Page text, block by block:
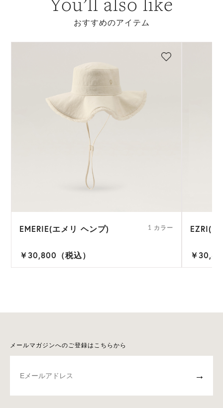
おすすめのアイテム
EMERIE(エメリ ヘンプ) 1 カラー
￥30,800（税込）
EZRI(
￥
メールマガジンへのご登録はこちらから
→